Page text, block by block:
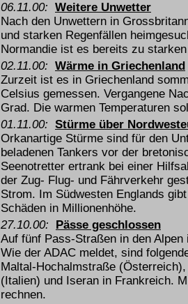
06.11.00: Weitere Unwetter
Nach den Unwettern in
und starken Regenfällen
Normandie ist es bereits zu
02.11.00: Wärme in Griechenland
Zurzeit ist es in Griechenland
Celsius gemessen. Vergangene
Grad. Die warmen Temperaturen
01.11.00: Stürme über
Orkanartige Stürme sind für den
beladenen Tankers vor der
Seenotretter ertrank bei einer
der Zug- Flug- und Fährverkehr
Strom. Im Südwesten Englands
Schäden in Millionenhöhe.
27.10.00:
Pässe geschlossen
Auf fünf Pass-Straßen in den
Wie der ADAC meldet, sind
Maltal-Hochalmstraße
(Italien) und Iseran in Frankreich.
rechnen.